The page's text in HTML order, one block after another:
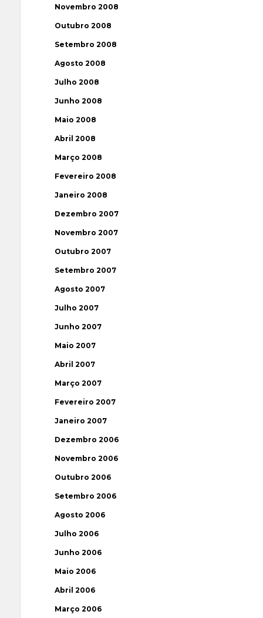
Novembro 2008
Outubro 2008
Setembro 2008
Agosto 2008
Julho 2008
Junho 2008
Maio 2008
Abril 2008
Março 2008
Fevereiro 2008
Janeiro 2008
Dezembro 2007
Novembro 2007
Outubro 2007
Setembro 2007
Agosto 2007
Julho 2007
Junho 2007
Maio 2007
Abril 2007
Março 2007
Fevereiro 2007
Janeiro 2007
Dezembro 2006
Novembro 2006
Outubro 2006
Setembro 2006
Agosto 2006
Julho 2006
Junho 2006
Maio 2006
Abril 2006
Março 2006